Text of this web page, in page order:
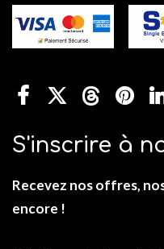
S'inscrire à
Recevez nos offres,
encore !